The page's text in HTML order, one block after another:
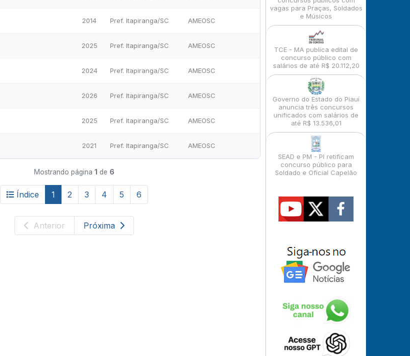
2014 Pref. Itapiranga/SC AMEOSC
2025 Pref. Itapiranga/SC AMEOSC
2024 Pref. Itapiranga/SC AMEOSC
2026 Pref. Itapiranga/SC AMEOSC
2025 Pref. Itapiranga/SC AMEOSC
2021 Pref. Itapiranga/SC AMEOSC
Mostrando página 1 de 6
Índice 1 2 3 4 5 6
Anterior Próxima
vagas para Praças, Soldados
e Músicos
TCE - MA publica edital de
concurso público com
salários de até R$ 20.112,20
Governo do Estado do Piauí
anuncia três concursos
unificados com salários de
até R$ 13.536,01
SEAD e PM - PI retificam
concurso público para
Soldado e Oficial Capelão